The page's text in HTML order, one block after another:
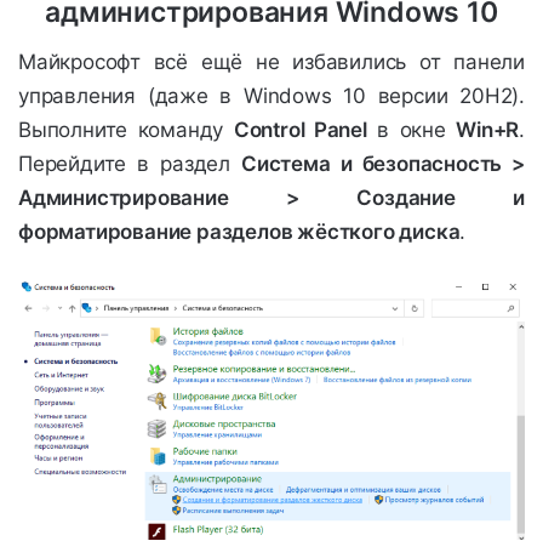
администрирования Windows 10
Майкрософт всё ещё не избавились от панели
управления (даже в Windows 10 версии 20H2).
Выполните команду Control Panelв окнеWin+R.
Перейдите в раздел Система и безопасность >
Администрирование > Создание и
форматирование разделов жёсткого диска.